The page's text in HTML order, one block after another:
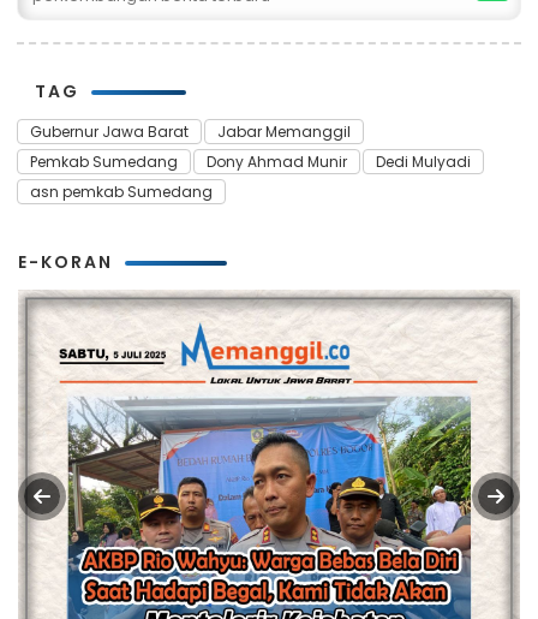
TAG
Gubernur Jawa Barat
Jabar Memanggil
Pemkab Sumedang
Dony Ahmad Munir
Dedi Mulyadi
asn pemkab Sumedang
E-KORAN